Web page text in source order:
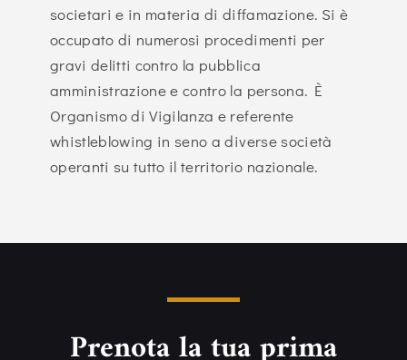
societari e in materia di diffamazione. Si è
occupato di numerosi procedimenti per
gravi delitti contro la pubblica
amministrazione e contro la persona. È
Organismo di Vigilanza e referente
whistleblowing in seno a diverse società
operanti su tutto il territorio nazionale.
Prenota la tua prima